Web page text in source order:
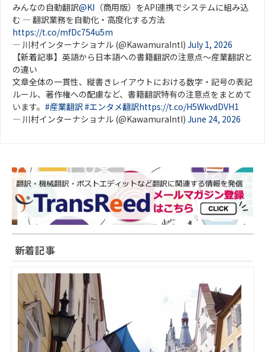
みんなの自動翻訳@KI （商用版）をAPI連携でシステムに組み込
む ― 翻訳業務を自動化・高度化する方法
https://t.co/mfDc754u5m
— 川村インターナショナル (@KawamuraIntl) July 1, 2026
【新着記事】英語から日本語への書籍翻訳の注意点～産業翻訳と
の違い
文章全体の一貫性、縦書きレイアウトにおける数字・記号の表記
ルール、著作権への配慮など、書籍翻訳特有の注意点をまとめて
います。 #産業翻訳 #エンタメ翻訳https://t.co/H5WkvdDVH1
— 川村インターナショナル (@KawamuraIntl) June 24, 2026
新着記事